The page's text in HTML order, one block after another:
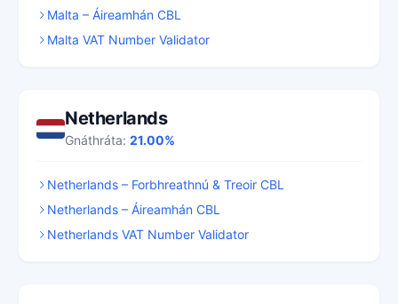
Malta – Áireamhán CBL
Malta VAT Number Validator
Netherlands
Gnáthráta: 21.00%
Netherlands – Forbhreathnú & Treoir CBL
Netherlands – Áireamhán CBL
Netherlands VAT Number Validator